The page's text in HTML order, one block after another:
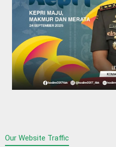
Our Website Traffic